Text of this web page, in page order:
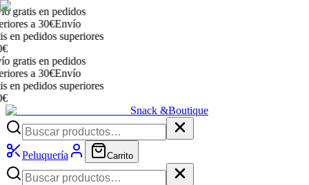
en pedidos
a 30€Envío
pedidos superiores
en pedidos
a 30€Envío
pedidos superiores
Snack &Boutique
Peluquería Carrito